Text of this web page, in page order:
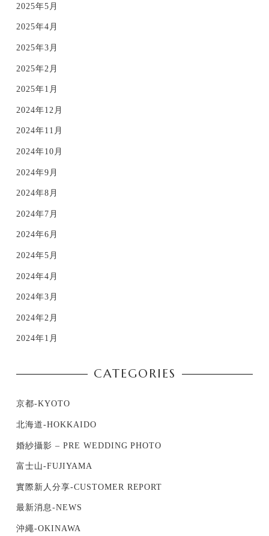
2025年5月
2025年4月
2025年3月
2025年2月
2025年1月
2024年12月
2024年11月
2024年10月
2024年9月
2024年8月
2024年7月
2024年6月
2024年5月
2024年4月
2024年3月
2024年2月
2024年1月
CATEGORIES
京都-KYOTO
北海道-HOKKAIDO
婚紗攝影 – PRE WEDDING PHOTO
富士山-FUJIYAMA
實際新人分享-CUSTOMER REPORT
最新消息-NEWS
沖繩-OKINAWA